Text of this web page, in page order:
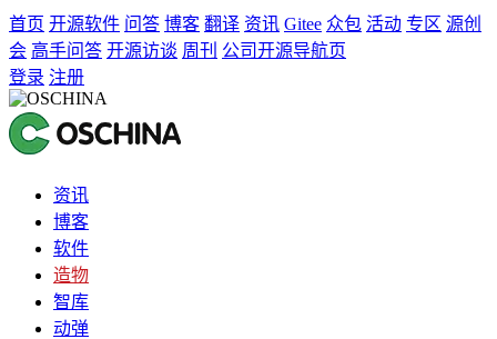
首页 开源软件 问答 博客 翻译 资讯 Gitee 众包 活动 专区 源创
会 高手问答 开源访谈 周刊 公司开源导航页
登录 注册
资讯
博客
软件
造物
智库
动弹